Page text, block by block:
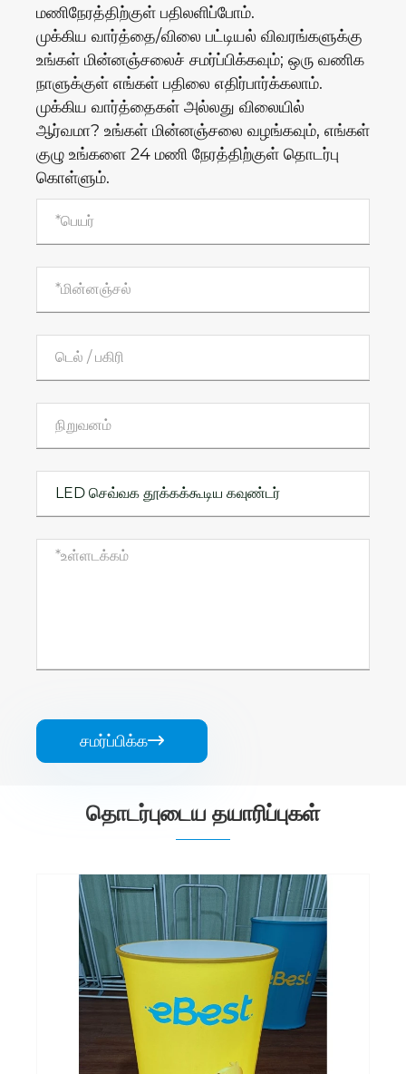
மணிநேரத்திற்குள் பதிலளிப்போம்.
முக்கிய வார்த்தை/விலை பட்டியல் விவரங்களுக்கு
உங்கள் மின்னஞ்சலைச் சமர்ப்பிக்கவும்; ஒரு வணிக
நாளுக்குள் எங்கள் பதிலை எதிர்பார்க்கலாம்.
முக்கிய வார்த்தைகள் அல்லது விலையில்
ஆர்வமா? உங்கள் மின்னஞ்சலை வழங்கவும், எங்கள்
குழு உங்களை 24 மணி நேரத்திற்குள் தொடர்பு
கொள்ளும்.
சமர்ப்பிக்க
தொடர்புடைய தயாரிப்புகள்